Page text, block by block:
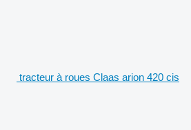
tracteur à roues Claas arion 420 cis